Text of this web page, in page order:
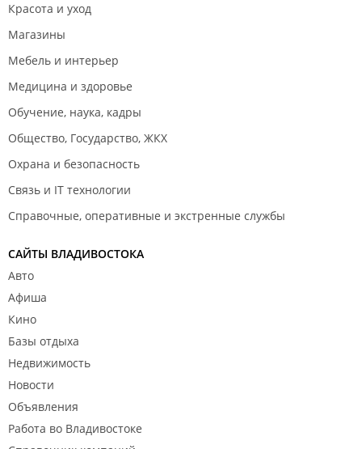
Красота и уход
Магазины
Мебель и интерьер
Медицина и здоровье
Обучение, наука, кадры
Общество, Государство, ЖКХ
Охрана и безопасность
Связь и IT технологии
Справочные, оперативные и экстренные службы
САЙТЫ ВЛАДИВОСТОКА
Авто
Афиша
Кино
Базы отдыха
Недвижимость
Новости
Объявления
Работа во Владивостоке